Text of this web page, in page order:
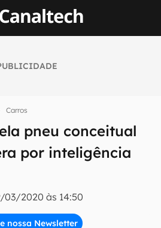
Carros
pneu conceitual
por inteligência
03/2020 às 14:50
nossa Newsletter
tecnologia em primeira
inscreva-se